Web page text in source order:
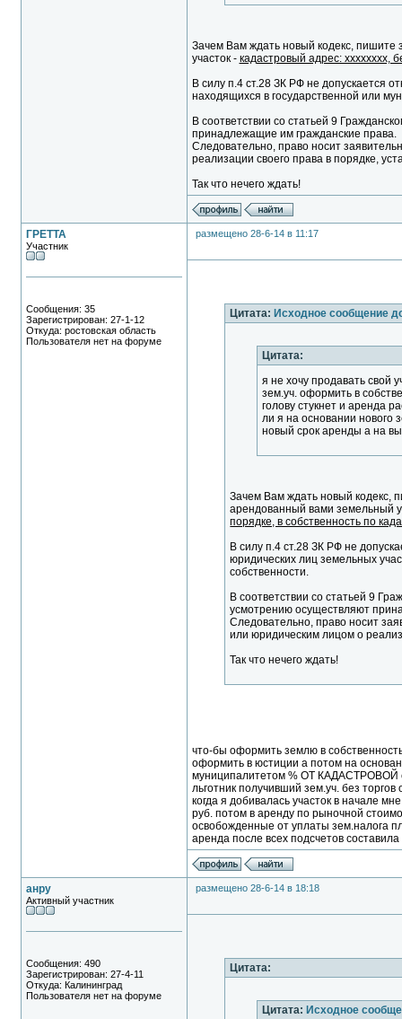
Зачем Вам ждать новый кодекс, пишите
участок - кадастровый адрес: хххххххх,
В силу п.4 ст.28 ЗК РФ не допускается
находящихся в государственной или
В соответствии со статьей 9
принадлежащие им гражданские права.
Следовательно, право носит
реализации своего права в порядке,
Так что нечего ждать!
ГРЕТТА
Участник
Сообщения: 35
Зарегистрирован: 27-1-12
Откуда: ростовская область
Пользователя нет на форуме
размещено 28-6-14 в 11:17
Цитата: Исходное сообщение
Цитата:
я не хочу продавать свой
зем.уч. оформить в
голову стукнет и аренда
ли я на основании нового
новый срок аренды а на
Зачем Вам ждать новый кодекс,
арендованный вами земельный
порядке, в собственность по
В силу п.4 ст.28 ЗК РФ не
юридических лиц земельных
собственности.
В соответствии со статьей 9
усмотрению осуществляют
Следовательно, право носит
или юридическим лицом о
Так что нечего ждать!
что-бы оформить землю в
оформить в юстиции а потом на
муниципалитетом % ОТ КАДАСТРОВОЙ
льготник получивший зем.уч. без
когда я добивалась участок в начале
руб. потом в аренду по рыночной
освобожденные от уплаты зем.налога
аренда после всех подсчетов
анру
Активный участник
Сообщения: 490
Зарегистрирован: 27-4-11
Откуда: Калининград
Пользователя нет на форуме
размещено 28-6-14 в 18:18
Цитата:
Цитата: Исходное